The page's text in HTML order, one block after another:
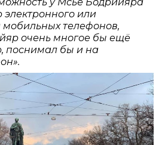
электронного или
телефонов,
очень многое бы ещё
поснимал бы и на